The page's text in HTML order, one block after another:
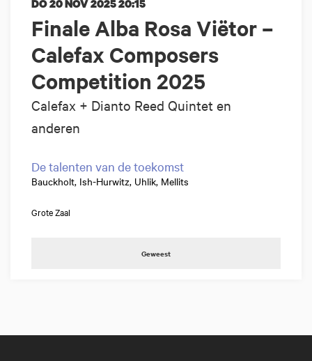
Finale Alba Rosa Viëtor –
Calefax Composers
Competition 2025
Calefax + Dianto Reed Quintet en
anderen
DO 20 NOV 202520:15
De talenten van de toekomst
Bauckholt, Ish-Hurwitz, Uhlik, Mellits
Grote Zaal
Geweest